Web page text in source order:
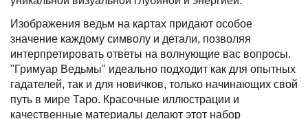
Изображения ведьм на картах придают особое
значение каждому символу и детали, позволяя
интерпретировать ответы на волнующие вас вопросы.
"Гримуар Ведьмы" идеально подходит как для опытных
гадателей, так и для новичков, только начинающих свой
путь в мире Таро. Красочные иллюстрации и
качественные материалы делают этот набор